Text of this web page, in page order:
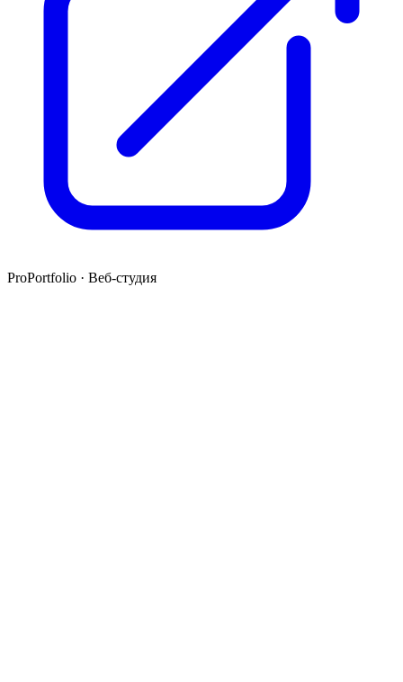
ProPortfolio · Веб-студия